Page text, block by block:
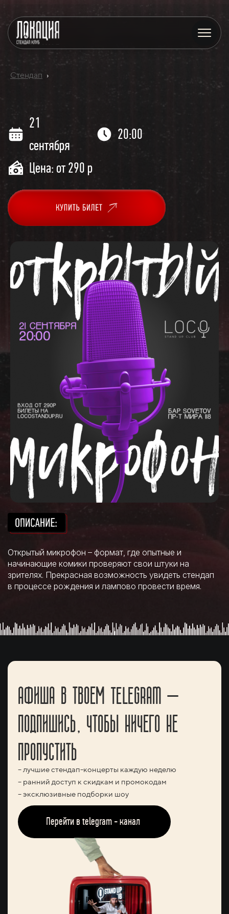
Стендап ›
21
сентября
20:00
Цена: от 290 р
Открытый микрофон – формат, где опытные и
начинающие комики проверяют свои штуки на
зрителях. Прекрасная возможность увидеть стендап
в процессе рождения и лампово провести время.
АФИША В ТВОЕМ TELEGRAM —
ПОДПИШИСЬ, ЧТОБЫ НИЧЕГО НЕ
ПРОПУСТИТЬ
– лучшие стендап-концерты каждую неделю
– ранний доступ к скидкам и промокодам
– эксклюзивные подборки шоу
Перейти в telegram - канал